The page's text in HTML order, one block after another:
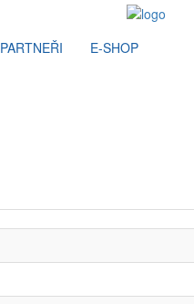
PARTNEŘI E-SHOP